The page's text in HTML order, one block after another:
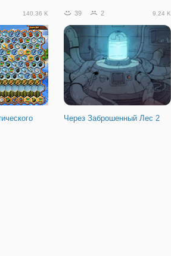
140.36 K 39 2 9.24 K
Через Заброшенный Лес 2